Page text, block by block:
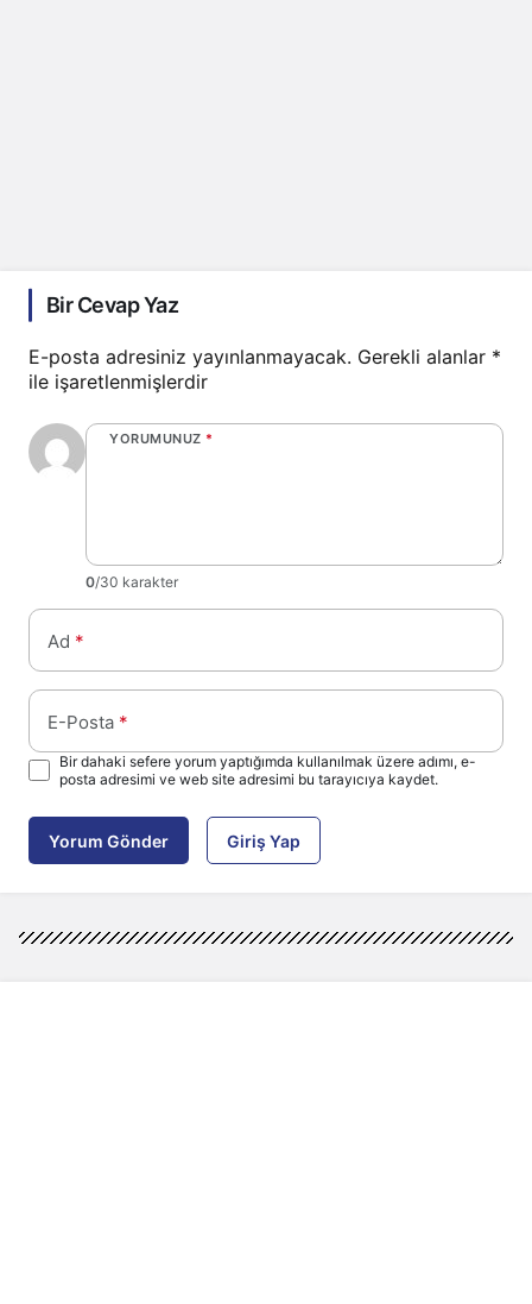
Bir Cevap Yaz
E-posta adresiniz yayınlanmayacak. Gerekli alanlar *
ile işaretlenmişlerdir
YORUMUNUZ *
0/30 karakter
Ad *
E-Posta *
Bir dahaki sefere yorum yaptığımda kullanılmak üzere adımı, e-
posta adresimi ve web site adresimi bu tarayıcıya kaydet.
Yorum Gönder Giriş Yap